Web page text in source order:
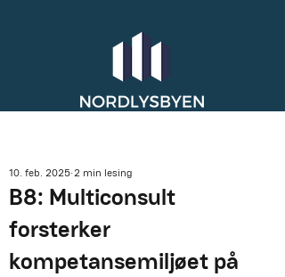
B8: Multiconsult
forsterker
kompetansemiljøet på
10. feb. 2025 2 min lesing